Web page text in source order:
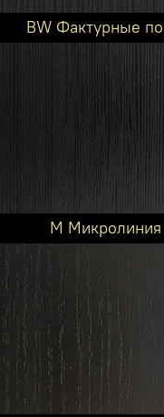
BW Фактурные
M Микролиния